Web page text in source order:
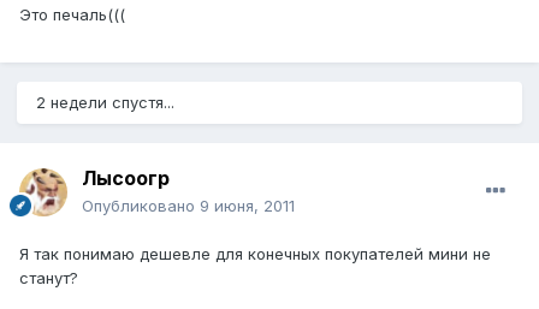
Это печаль(((
2 недели спустя...
Лысоогр
Опубликовано 9 июня, 2011
Я так понимаю дешевле для конечных покупателей мини не
станут?